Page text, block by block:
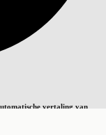
vertaling van
Zoeken